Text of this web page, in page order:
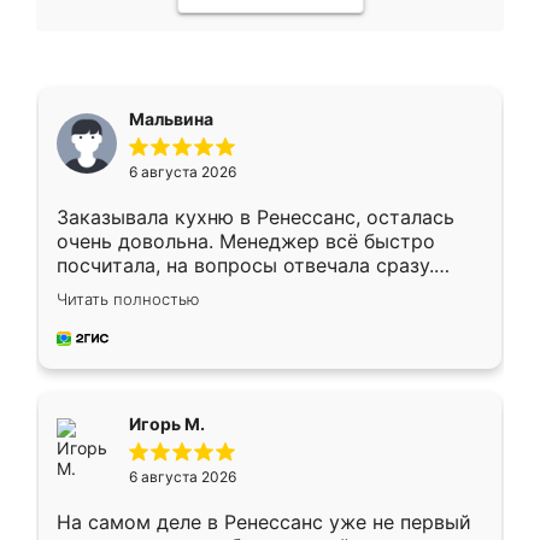
Мальвина
6 августа 2026
Заказывала кухню в Ренессанс, осталась
очень довольна. Менеджер всё быстро
посчитала, на вопросы отвечала сразу.
Замерщик приехал в субботу, подошёл к
делу со всей ответственностью. Собрали
за день, ребята работали аккуратно, даже
Читать полностью
Игорь М.
6 августа 2026
На самом деле в Ренессанс уже не первый